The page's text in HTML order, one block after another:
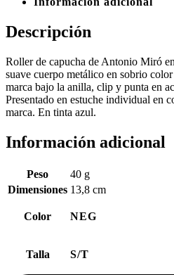
Descripción
Roller de capucha de Antonio Miró
suave cuerpo metálico en sobrio
marca bajo la anilla, clip y punta en
Presentado en estuche individual en
marca. En tinta azul.
Información adicional
Peso
40 g
Dimensiones 13,8 cm
Color NEG
Talla S/T